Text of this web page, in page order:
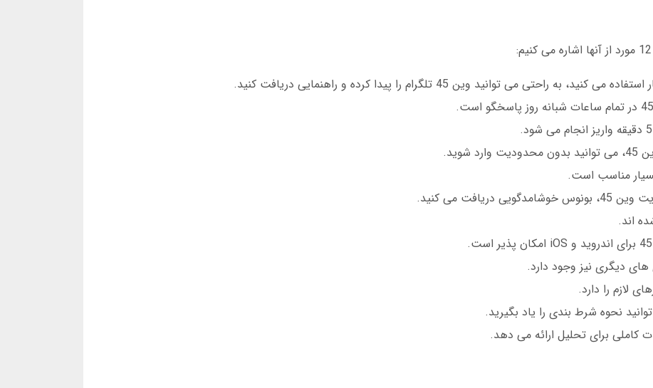
به راحتی می توانید وین 45 تلگرام را پیدا کرده و راهنمایی دریافت کنید.
مناسب است.
دریافت می کنید.
اند.
های دیگری نیز وجود دارد.
نحوه شرط بندی را یاد بگیرید.
کاملی برای تحلیل ارائه می دهد.